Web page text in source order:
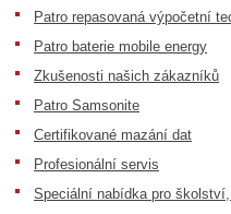
Patro repasovaná výpočetní
Patro baterie mobile energy
Zkušenosti našich zákazníků
Patro Samsonite
Certifikované mazání dat
Profesionální servis
Speciální nabídka pro